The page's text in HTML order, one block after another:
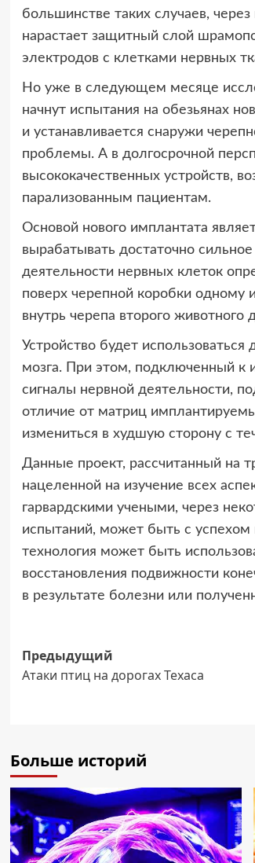
большинстве таких случаев,
нарастает защитный слой
электродов с клетками нервных
Но уже в следующем месяце
начнут испытания на обезьянах
и устанавливается снаружи
проблемы. А в долгосрочной
высококачественных устройств,
парализованным пациентам.
Основой нового имплантата
вырабатывать достаточно
деятельности нервных клеток
поверх черепной коробки
внутрь черепа второго животного
Устройство будет
мозга. При этом, подключенный к
сигналы нервной деятельности,
отличие от матриц
измениться в худшую сторону с
Данные проект, рассчитанный на
нацеленной на изучение всех
гарвардскими учеными, через
испытаний, может быть с
технология может быть
восстановления подвижности
в результате болезни или
Навигация
записи
Предыдущий
Атаки птиц на дорогах Техаса
Больше историй